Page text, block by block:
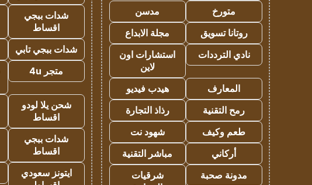
متورخ
مدسن
روتانا تسويق
مجلة الابداع
نادي الترددات
استشارات اون
لاين
المعارف
هيدب فيديو
رمح التقنية
رذاذ التجارة
طعم وكيف
شهود نت
أركاني
مباشر التقنية
مدونة صحبة
شرقيات
شدات ببجي
اقساط
شدات ببجي تابي
متجر 4u
شحن يلا لودو
اقساط
شدات ببجي
اقساط
ايتونز سعودي